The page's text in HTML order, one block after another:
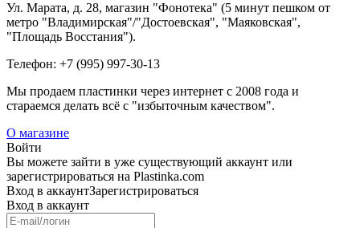
Ул. Марата, д. 28, магазин "Фонотека" (5 минут пешком от
метро "Владимирская"/"Достоевская", "Маяковская",
"Площадь Восстания").
Телефон: +7 (995) 997-30-13
Мы продаем пластинки через интернет c 2008 года и
стараемся делать всё с "избыточным качеством".
О магазине
Войти
Вы можете зайти в уже существующий аккаунт или
зарегистрироваться на Plastinka.com
Вход в аккаунтЗарегистрироваться
Вход в аккаунт